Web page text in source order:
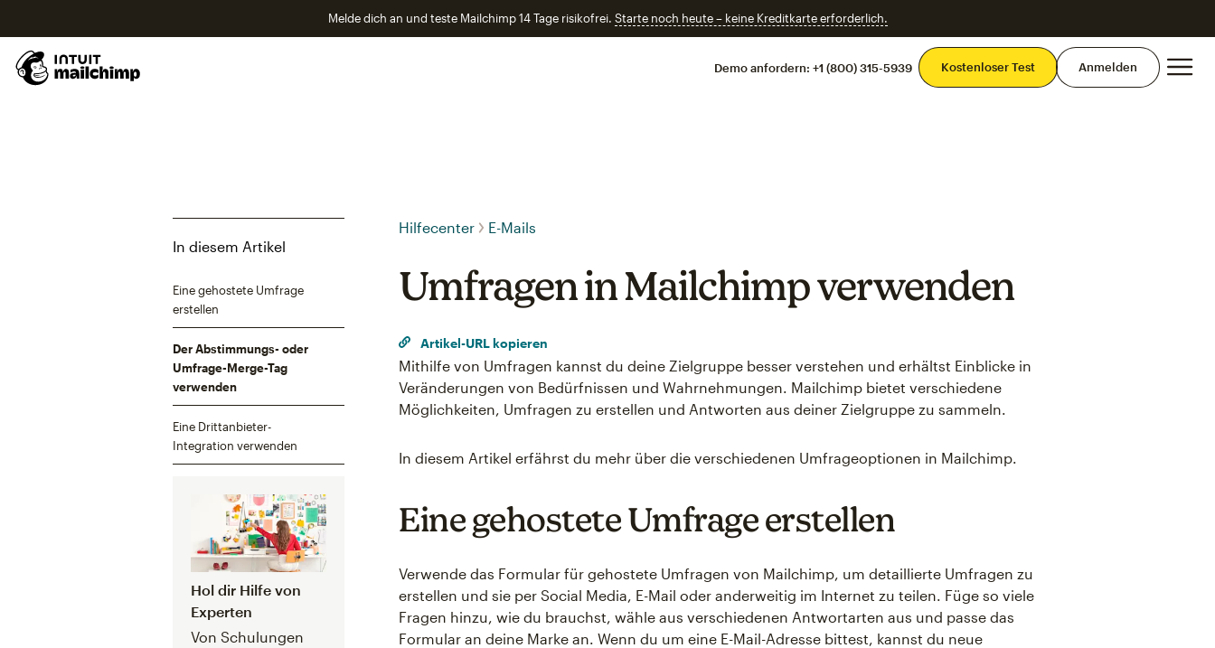
Melde dich an und teste Mailchimp 14 Tage risikofrei. Starte noch heute – keine Kreditkarte erforderlich.
Demo anfordern: +1 (800) 315-5939 Kostenloser Test Anmelden
In diesem Artikel
Eine gehostete Umfrage
erstellen
Der Abstimmungs- oder
Umfrage-Merge-Tag
verwenden
Eine Drittanbieter-
Integration verwenden
Hol dir Hilfe von
Experten
Von Schulungen
Hilfecenter E-Mails
Umfragen in Mailchimp verwenden
Artikel-URL kopieren
Mithilfe von Umfragen kannst du deine Zielgruppe besser verstehen und erhältst Einblicke in
Veränderungen von Bedürfnissen und Wahrnehmungen. Mailchimp bietet verschiedene
Möglichkeiten, Umfragen zu erstellen und Antworten aus deiner Zielgruppe zu sammeln.
In diesem Artikel erfährst du mehr über die verschiedenen Umfrageoptionen in Mailchimp.
Eine gehostete Umfrage erstellen
Verwende das Formular für gehostete Umfragen von Mailchimp, um detaillierte Umfragen zu
erstellen und sie per Social Media, E-Mail oder anderweitig im Internet zu teilen. Füge so viele
Fragen hinzu, wie du brauchst, wähle aus verschiedenen Antwortarten aus und passe das
Formular an deine Marke an. Wenn du um eine E-Mail-Adresse bittest, kannst du neue